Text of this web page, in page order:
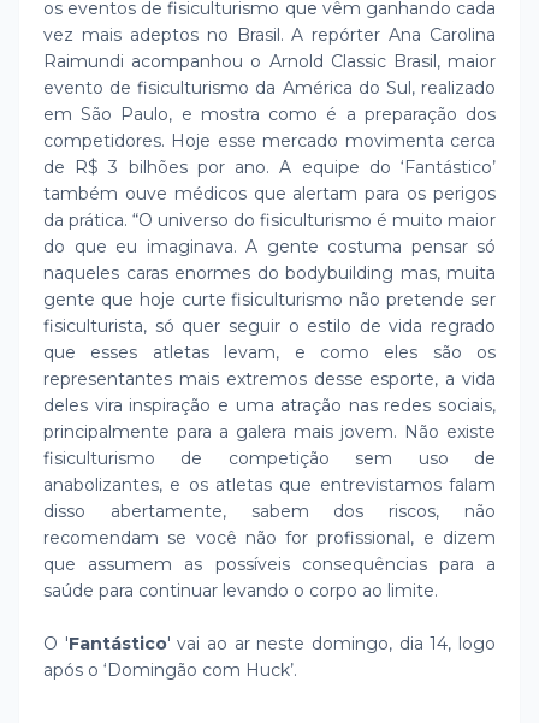
os eventos de fisiculturismo que vêm ganhando cada
vez mais adeptos no Brasil. A repórter Ana Carolina
Raimundi acompanhou o Arnold Classic Brasil, maior
evento de fisiculturismo da América do Sul, realizado
em São Paulo, e mostra como é a preparação dos
competidores. Hoje esse mercado movimenta cerca
de R$ 3 bilhões por ano. A equipe do ‘Fantástico’
também ouve médicos que alertam para os perigos
da prática. “O universo do fisiculturismo é muito maior
do que eu imaginava. A gente costuma pensar só
naqueles caras enormes do bodybuilding mas, muita
gente que hoje curte fisiculturismo não pretende ser
fisiculturista, só quer seguir o estilo de vida regrado
que esses atletas levam, e como eles são os
representantes mais extremos desse esporte, a vida
deles vira inspiração e uma atração nas redes sociais,
principalmente para a galera mais jovem. Não existe
fisiculturismo de competição sem uso de
anabolizantes, e os atletas que entrevistamos falam
disso abertamente, sabem dos riscos, não
recomendam se você não for profissional, e dizem
que assumem as possíveis consequências para a
saúde para continuar levando o corpo ao limite.
O 'Fantástico' vai ao ar neste domingo, dia 14, logo
após o ‘Domingão com Huck’.